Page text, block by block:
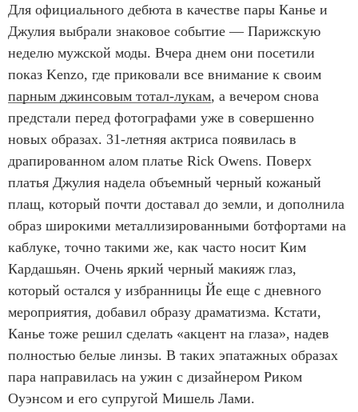
Для официального дебюта в качестве пары Канье и
Джулия выбрали знаковое событие — Парижскую
неделю мужской моды. Вчера днем они посетили
показ Kenzo, где приковали все внимание к своим
парным джинсовым тотал-лукам, а вечером снова
предстали перед фотографами уже в совершенно
новых образах. 31-летняя актриса появилась в
драпированном алом платье Rick Owens. Поверх
платья Джулия надела объемный черный кожаный
плащ, который почти доставал до земли, и дополнила
образ широкими металлизированными ботфортами на
каблуке, точно такими же, как часто носит Ким
Кардашьян. Очень яркий черный макияж глаз,
который остался у избранницы Йе еще с дневного
мероприятия, добавил образу драматизма. Кстати,
Канье тоже решил сделать «акцент на глаза», надев
полностью белые линзы. В таких эпатажных образах
пара направилась на ужин с дизайнером Риком
Оуэнсом и его супругой Мишель Лами.